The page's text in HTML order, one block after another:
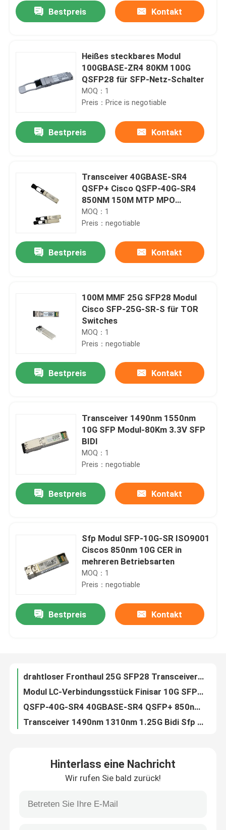
Produkte
Über uns
Treten Sie mit uns in Verbindung
Nachrichten
Nvidia KI-Produkte
Bestpreis Kontakt
Heißes steckbares Modul
100GBASE-ZR4 80KM 100G
QSFP28 für SFP-Netz-Schalter
MOQ：1
Preis：Price is negotiable
Bestpreis Kontakt
Transceiver 40GBASE-SR4
QSFP+ Cisco QSFP-40G-SR4
850NM 150M MTP MPO
kompatibel
MOQ：1
Preis：negotiable
Bestpreis Kontakt
100M MMF 25G SFP28 Modul
Cisco SFP-25G-SR-S für TOR
Switches
MOQ：1
Preis：negotiable
Bestpreis Kontakt
Transceiver 1490nm 1550nm
10G SFP Modul-80Km 3.3V SFP
BIDI
MOQ：1
Preis：negotiable
Bestpreis Kontakt
Sfp Modul SFP-10G-SR ISO9001
Ciscos 850nm 10G CER in
mehreren Betriebsarten
MOQ：1
Preis：negotiable
Bestpreis Kontakt
Ursprüngliches optisches Modul 10km Finisar FTLF1432P3BCV FC SFP+ 32G
Transceiver 1490nm 1310nm 1.25G Bidi Sfp des Modul-10KM Ethernet-10G
Optisches Modul 10km Finisar FTLF1436P3BCL 32G SFP+
optischer Transceiver QSFP-100G-CWDM4-S 1310nm 2km SMF 100G-CWDM4 QSFP28
SFP-10G-LR-S kompatibles Cisco SFP Verbindungsstück Modul-10GBASE-LR LC
Hinterlass eine Nachricht
Wir rufen Sie bald zurück!